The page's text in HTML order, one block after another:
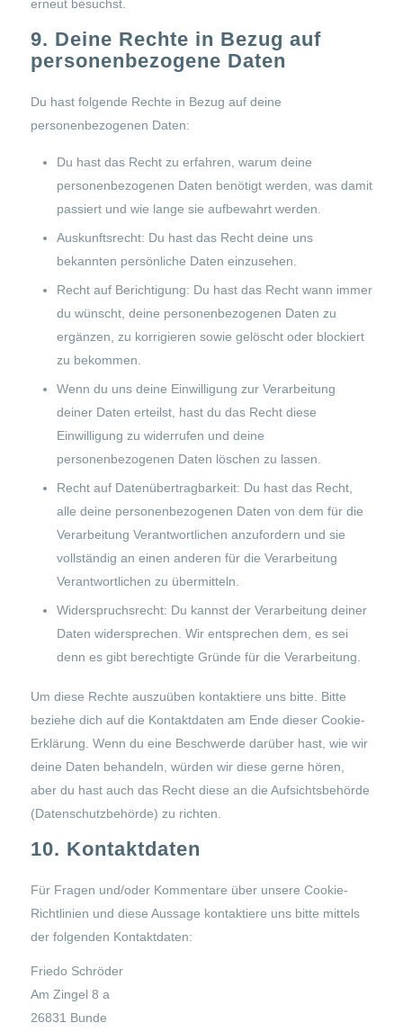
erneut besuchst.
9. Deine Rechte in Bezug auf
personenbezogene Daten
Du hast folgende Rechte in Bezug auf deine
personenbezogenen Daten:
Du hast das Recht zu erfahren, warum deine
personenbezogenen Daten benötigt werden, was damit
passiert und wie lange sie aufbewahrt werden.
Auskunftsrecht: Du hast das Recht deine uns
bekannten persönliche Daten einzusehen.
Recht auf Berichtigung: Du hast das Recht wann immer
du wünscht, deine personenbezogenen Daten zu
ergänzen, zu korrigieren sowie gelöscht oder blockiert
zu bekommen.
Wenn du uns deine Einwilligung zur Verarbeitung
deiner Daten erteilst, hast du das Recht diese
Einwilligung zu widerrufen und deine
personenbezogenen Daten löschen zu lassen.
Recht auf Datenübertragbarkeit: Du hast das Recht,
alle deine personenbezogenen Daten von dem für die
Verarbeitung Verantwortlichen anzufordern und sie
vollständig an einen anderen für die Verarbeitung
Verantwortlichen zu übermitteln.
Widerspruchsrecht: Du kannst der Verarbeitung deiner
Daten widersprechen. Wir entsprechen dem, es sei
denn es gibt berechtigte Gründe für die Verarbeitung.
Um diese Rechte auszuüben kontaktiere uns bitte. Bitte
beziehe dich auf die Kontaktdaten am Ende dieser Cookie-
Erklärung. Wenn du eine Beschwerde darüber hast, wie wir
deine Daten behandeln, würden wir diese gerne hören,
aber du hast auch das Recht diese an die Aufsichtsbehörde
(Datenschutzbehörde) zu richten.
10. Kontaktdaten
Für Fragen und/oder Kommentare über unsere Cookie-
Richtlinien und diese Aussage kontaktiere uns bitte mittels
der folgenden Kontaktdaten:
Friedo Schröder
Am Zingel 8 a
26831 Bunde